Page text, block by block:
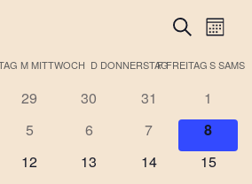
Suche
und
Suche
Monat
MMITTWOCH D DONNERSTAG
FFREITAGS
0
29
0
Veranstaltungen
30
0
Veranstaltungen
31
0
1
0
5
0
Veranstaltungen
6
0
Veranstaltungen
7
0
8
0
12
0
13
0
14
0
15